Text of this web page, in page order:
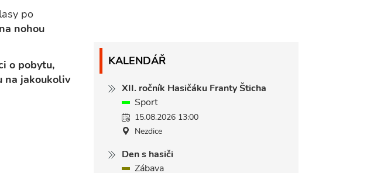
po
nohou
o pobytu,
na jakoukoliv
KALENDÁŘ
XII. ročník Hasičáku Franty Šticha
Sport
15.08.2026 13:00
Nezdice
Den s hasiči
Zábava